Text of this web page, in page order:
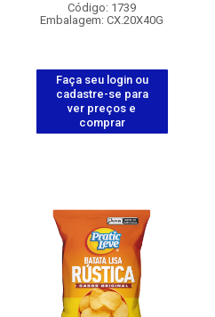
Código: 1739
Embalagem: CX.20X40G
Faça seu login ou
cadastre-se para
ver preços e
comprar